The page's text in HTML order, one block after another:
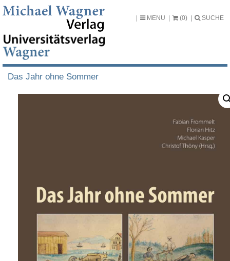
MENU (0) SUCHE
Das Jahr ohne Sommer